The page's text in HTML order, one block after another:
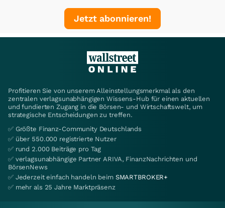
Jetzt abonnieren!
Profitieren Sie von unserem Alleinstellungsmerkmal als den
zentralen verlagsunabhängigen Wissens-Hub für einen aktuellen
und fundierten Zugang in die Börsen- und Wirtschaftswelt, um
strategische Entscheidungen zu treffen.
✅ Größte Finanz-Community Deutschlands
✅ über 550.000 registrierte Nutzer
✅ rund 2.000 Beiträge pro Tag
✅ verlagsunabhängige Partner ARIVA, FinanzNachrichten und
BörsenNews
✅ Jederzeit einfach handeln beim SMARTBROKER+
✅ mehr als 25 Jahre Marktpräsenz